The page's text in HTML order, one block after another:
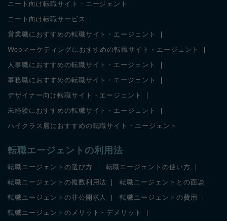
ニート向け転職サイト・エージェント
ニート向け転職サービス
営業職におすすめの転職サイト・エージェント
Webマーケティングにおすすめの転職サイト・エージェント
人事職におすすめの転職サイト・エージェント
事務職におすすめの転職サイト・エージェント
デザイナー向け転職サイト・エージェント
未経験におすすめの転職サイト・エージェント
ハイクラス層におすすめの転職サイト・エージェント
転職エージェントの利用法
転職エージェントの選び方 転職エージェントの使い方
転職エージェントの複数利用法 転職エージェントとの面談
転職エージェントの非公開求人 転職エージェントの費用
転職エージェントのメリット・デメリット